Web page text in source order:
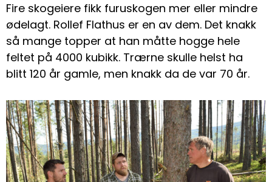
Fire skogeiere fikk furuskogen mer eller mindre
ødelagt. Rollef Flathus er en av dem. Det knakk
så mange topper at han måtte hogge hele
feltet på 4000 kubikk. Trærne skulle helst ha
blitt 120 år gamle, men knakk da de var 70 år.